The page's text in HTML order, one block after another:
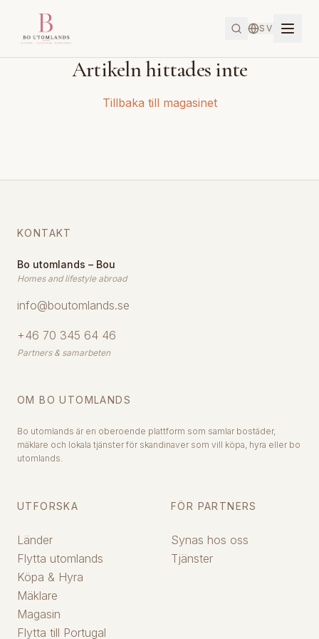
SV
Artikeln hittades inte
Tillbaka till magasinet
KONTAKT
Bo utomlands – Bou
Homes and lifestyle abroad
info@boutomlands.se
+46 70 345 64 46
Partners & samarbeten
OM BO UTOMLANDS
Bo utomlands är en oberoende plattform som samlar bostäder,
mäklare och lokala tjänster för skandinaver som vill köpa, hyra eller bo
utomlands.
UTFORSKA
Länder
Flytta utomlands
Köpa & Hyra
Mäklare
Magasin
Flytta till Portugal
FÖR PARTNERS
Synas hos oss
Tjänster